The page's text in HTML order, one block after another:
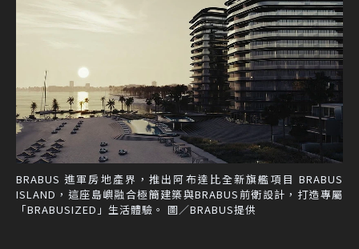
BRABUS 進軍房地產界，推出阿布達比全新旗艦項目 BRABUS
ISLAND，這座島嶼融合極簡建築與BRABUS前衛設計，打造專屬
「BRABUSIZED」生活體驗。 圖／BRABUS提供